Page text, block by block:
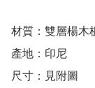
材質：雙層楊木
產地：印尼
尺寸：見附圖